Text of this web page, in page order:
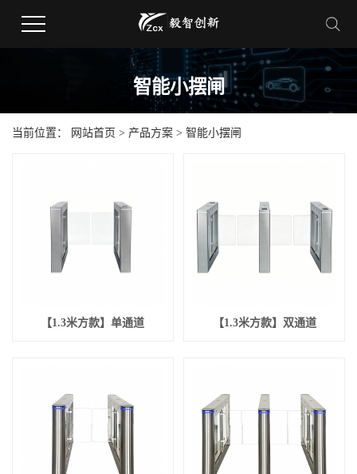
智能小摆闸
当前位置： 网站首页 > 产品方案 > 智能小摆闸
【1.3米方款】单通道 【1.3米方款】双通道